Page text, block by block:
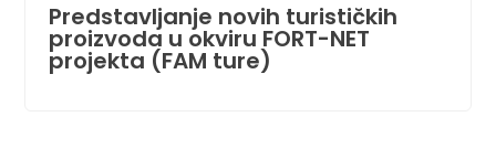
Predstavljanje novih turističkih
proizvoda u okviru FORT-NET
projekta (FAM ture)